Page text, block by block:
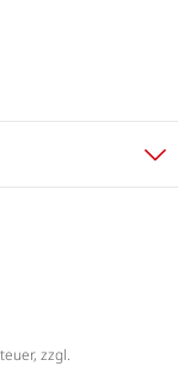
zzgl.